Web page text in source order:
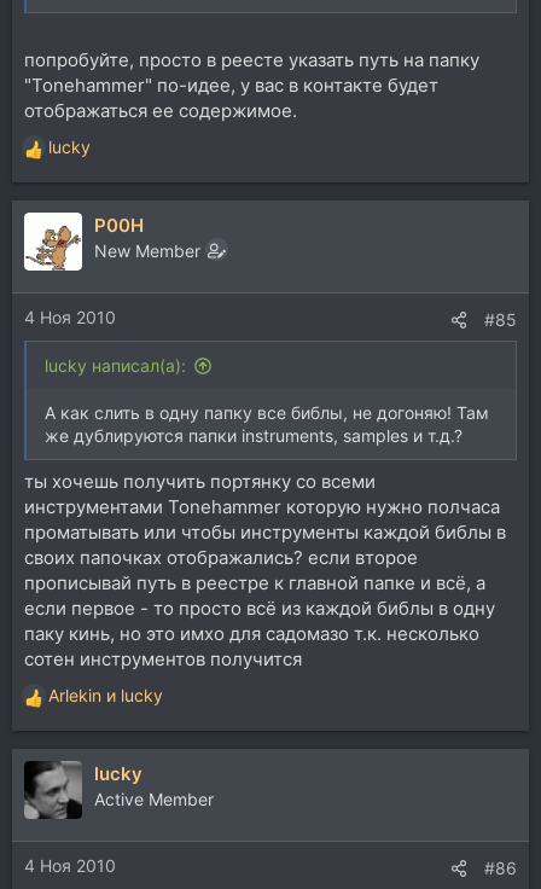
попробуйте, просто в реесте указать путь на папку
"Tonehammer" по-идее, у вас в контакте будет
отображаться ее содержимое.
Р
е
а
и
и
:
lucky
P00H
New Member
4 Ноя 2010 #85
lucky написал(а):
А как слить в одну папку все библы, не догоняю! Там
же дублируются папки instruments, samples и т.д.?
ты хочешь получить портянку со всеми
инструментами Tonehammer которую нужно полчаса
проматывать или чтобы инструменты каждой библы в
своих папочках отображались? если второе
прописывай путь в реестре к главной папке и всё, а
если первое - то просто всё из каждой библы в одну
паку кинь, но это имхо для садомазо т.к. несколько
сотен инструментов получится
Р
е
а
ц
и
и
:
Arlekin и lucky
lucky
Active Member
4 Ноя 2010 #86